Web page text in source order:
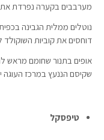
מערבבים בקערה נפרדת את
נוטלים ממלית הגבינה
דוחסים את קוביות השוקולד
שקיסם הננעץ במרכז העוגה
טיפסקל